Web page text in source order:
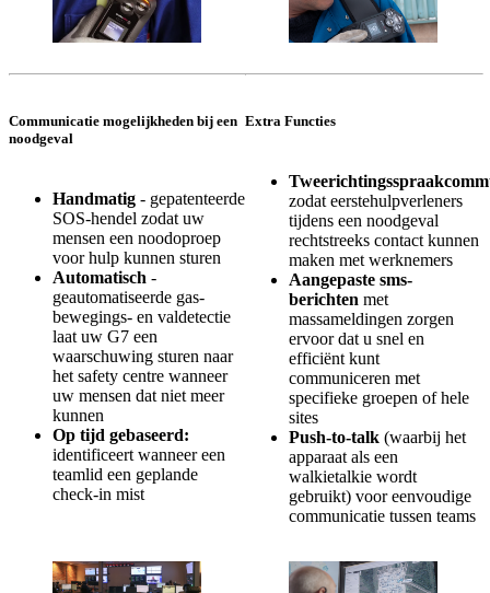
Communicatie mogelijkheden bij een
noodgeval
Handmatig - gepatenteerde
SOS-hendel zodat uw
mensen een noodoproep
voor hulp kunnen sturen
Automatisch -
geautomatiseerde gas-
bewegings- en valdetectie
laat uw G7 een
waarschuwing sturen naar
het safety centre wanneer
uw mensen dat niet meer
kunnen
Op tijd gebaseerd:
identificeert wanneer een
teamlid een geplande
check-in mist
Extra Functies
zodat eerstehulpverleners
tijdens een noodgeval
rechtstreeks contact kunnen
maken met werknemers
Aangepaste sms-
berichten met
massameldingen zorgen
ervoor dat u snel en
efficiënt kunt
communiceren met
specifieke groepen of hele
sites
Push-to-talk (waarbij het
apparaat als een
walkietalkie wordt
gebruikt) voor eenvoudige
communicatie tussen teams